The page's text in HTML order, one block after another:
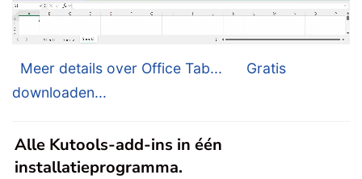
Meer details over Office Tab...
Gratis
downloaden...
Alle Kutools-add-ins in één
installatieprogramma.